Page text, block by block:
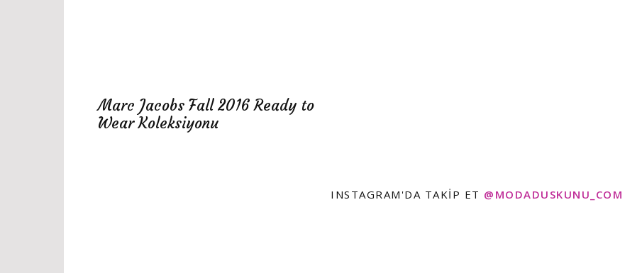
Marc Jacobs Fall 2016 Ready to
Wear Koleksiyonu
INSTAGRAM'DA TAKIP ET @MODADUSKUNU_COM